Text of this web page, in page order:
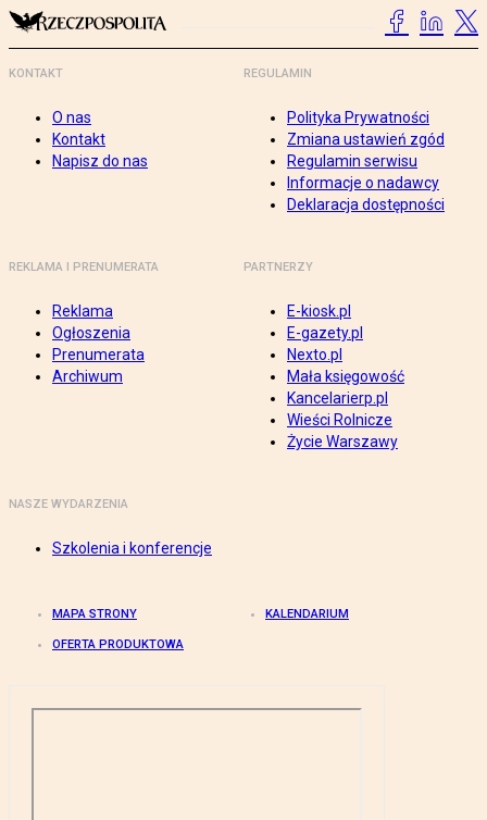
KONTAKT
O nas
Kontakt
Napisz do nas
REGULAMIN
Polityka Prywatności
Zmiana ustawień zgód
Regulamin serwisu
Informacje o nadawcy
Deklaracja dostępności
REKLAMA I PRENUMERATA
Reklama
Ogłoszenia
Prenumerata
Archiwum
PARTNERZY
E-kiosk.pl
E-gazety.pl
Nexto.pl
Mała księgowość
Kancelarierp.pl
Wieści Rolnicze
Życie Warszawy
NASZE WYDARZENIA
Szkolenia i konferencje
MAPA STRONY KALENDARIUM
OFERTA PRODUKTOWA